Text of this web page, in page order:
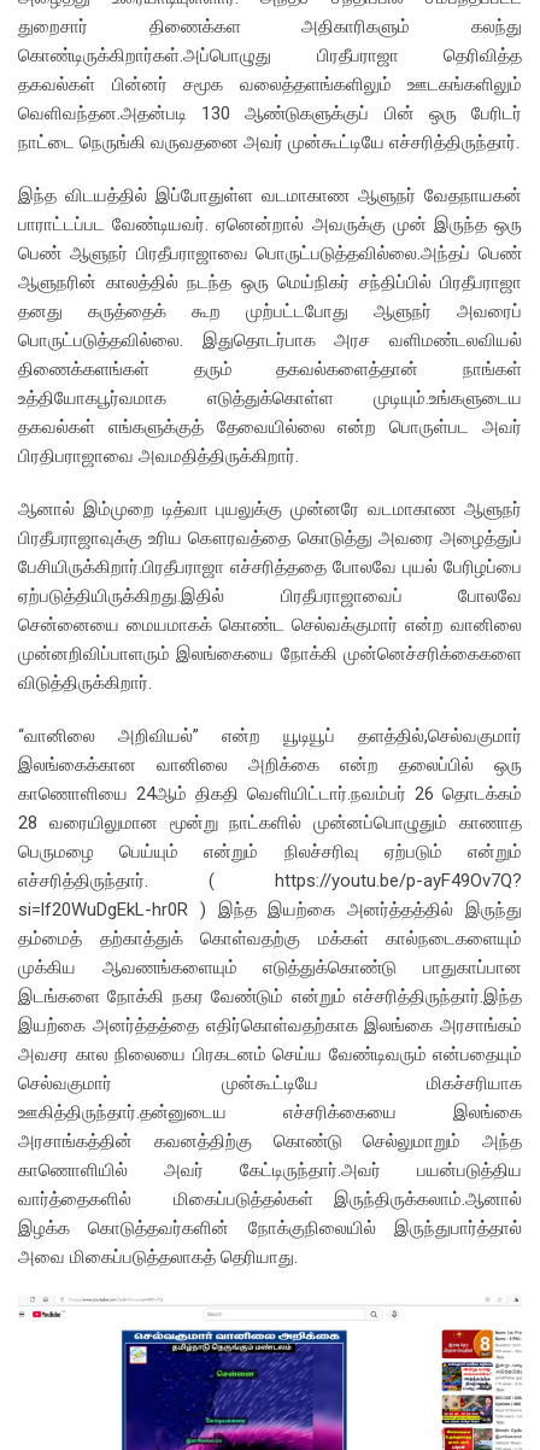
துறைசார் திணைக்கள அதிகாரிகளும் கலந்து
கொண்டிருக்கிறார்கள்.அப்பொழுது பிரதீபராஜா தெரிவித்த
தகவல்கள் பின்னர் சமூக வலைத்தளங்களிலும் ஊடகங்களிலும்
வெளிவந்தன.அதன்படி 130 ஆண்டுகளுக்குப் பின் ஒரு பேரிடர்
நாட்டை நெருங்கி வருவதனை அவர் முன்கூட்டியே எச்சரித்திருந்தார்.
இந்த விடயத்தில் இப்போதுள்ள வடமாகாண ஆளுநர் வேதநாயகன்
பாராட்டப்பட வேண்டியவர். ஏனென்றால் அவருக்கு முன் இருந்த ஒரு
பெண் ஆளுநர் பிரதீபராஜாவை பொருட்படுத்தவில்லை.அந்தப் பெண்
ஆளுநரின் காலத்தில் நடந்த ஒரு மெய்நிகர் சந்திப்பில் பிரதீபராஜா
தனது கருத்தைக் கூற முற்பட்டபோது ஆளுநர் அவரைப்
பொருட்படுத்தவில்லை. இதுதொடர்பாக அரச வளிமண்டலவியல்
திணைக்களங்கள் தரும் தகவல்களைத்தான் நாங்கள்
உத்தியோகபூர்வமாக எடுத்துக்கொள்ள முடியும்.உங்களுடைய
தகவல்கள் எங்களுக்குத் தேவையில்லை என்ற பொருள்பட அவர்
பிரதிபராஜாவை அவமதித்திருக்கிறார்.
ஆனால் இம்முறை டித்வா புயலுக்கு முன்னரே வடமாகாண ஆளுநர்
பிரதீபராஜாவுக்கு உரிய கௌரவத்தை கொடுத்து அவரை அழைத்துப்
பேசியிருக்கிறார்.பிரதீபராஜா எச்சரித்ததை போலவே புயல் பேரிழப்பை
ஏற்படுத்தியிருக்கிறது.இதில் பிரதீபராஜாவைப் போலவே
சென்னையை மையமாகக் கொண்ட செல்வக்குமார் என்ற வானிலை
முன்னறிவிப்பாளரும் இலங்கையை நோக்கி முன்னெச்சரிக்கைகளை
விடுத்திருக்கிறார்.
“வானிலை அறிவியல்” என்ற யூடியூப் தளத்தில்,செல்வகுமார்
இலங்கைக்கான வானிலை அறிக்கை என்ற தலைப்பில் ஒரு
காணொளியை 24ஆம் திகதி வெளியிட்டார்.நவம்பர் 26 தொடக்கம்
28 வரையிலுமான மூன்று நாட்களில் முன்னப்பொழுதும் காணாத
பெருமழை பெய்யும் என்றும் நிலச்சரிவு ஏற்படும் என்றும்
எச்சரித்திருந்தார். ( https://youtu.be/p-ayF49Ov7Q?
si=lf20WuDgEkL-hr0R ) இந்த இயற்கை அனர்த்தத்தில் இருந்து
தம்மைத் தற்காத்துக் கொள்வதற்கு மக்கள் கால்நடைகளையும்
முக்கிய ஆவணங்களையும் எடுத்துக்கொண்டு பாதுகாப்பான
இடங்களை நோக்கி நகர வேண்டும் என்றும் எச்சரித்திருந்தார்.இந்த
இயற்கை அனர்த்தத்தை எதிர்கொள்வதற்காக இலங்கை அரசாங்கம்
அவசர கால நிலையை பிரகடனம் செய்ய வேண்டிவரும் என்பதையும்
செல்வகுமார் முன்கூட்டியே மிகச்சரியாக
ஊகித்திருந்தார்.தன்னுடைய எச்சரிக்கையை இலங்கை
அரசாங்கத்தின் கவனத்திற்கு கொண்டு செல்லுமாறும் அந்த
காணொளியில் அவர் கேட்டிருந்தார்.அவர் பயன்படுத்திய
வார்த்தைகளில் மிகைப்படுத்தல்கள் இருந்திருக்கலாம்.ஆனால்
இழக்க கொடுத்தவர்களின் நோக்குநிலையில் இருந்துபார்த்தால்
அவை மிகைப்படுத்தலாகத் தெரியாது.